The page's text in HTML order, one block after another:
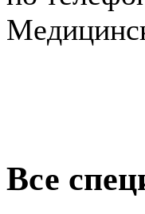
Все